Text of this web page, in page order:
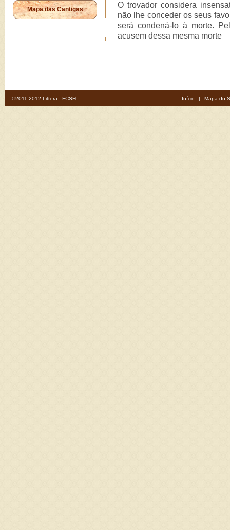
Mapa das Cantigas
O trovador considera
não lhe conceder os seus
será condená-lo à morte.
acusem dessa mesma morte
©2011-2012 Littera - FCSH Início | Mapa do